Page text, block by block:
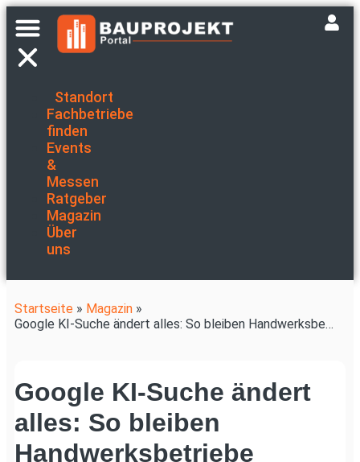
Standort
Fachbetriebe
finden
Events
&
Messen
Ratgeber
Magazin
Über
uns
Startseite » Magazin »
Google KI-Suche ändert alles: So bleiben Handwerksbetriebe sichtbar
Google KI-Suche ändert
alles: So bleiben
Handwerksbetriebe